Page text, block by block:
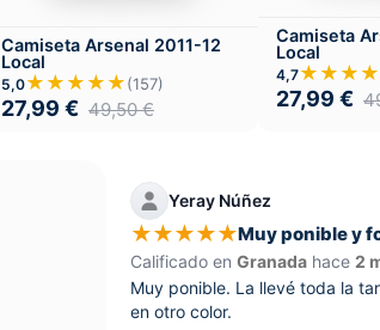
Camiseta Arsenal 2011-12
Local
5,0★★★★★(157)
27,99 € 49,50€
Camiseta
Local
4,7
27,99 €
Yeray Núñez
★★★★★Muy ponible y
Calificado enGranada hace2
Muy ponible. La llevé toda la
en otro color.